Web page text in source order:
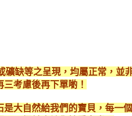
缺等之呈現，均屬正常，並
考慮後再下單喲！
大自然給我們的寶貝，每一